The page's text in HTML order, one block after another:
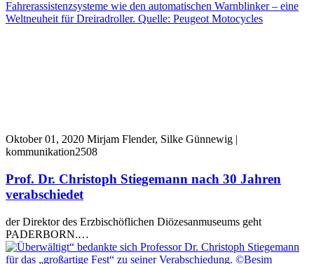
Oktober 01, 2020 Mirjam Flender, Silke Günnewig |
kommunikation2508
Prof. Dr. Christoph Stiegemann nach 30 Jahren
verabschiedet
der Direktor des Erzbischöflichen Diözesanmuseums geht
PADERBORN.…